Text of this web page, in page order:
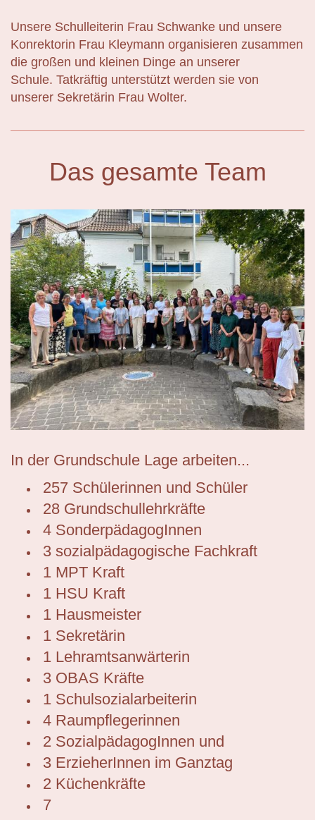
Unsere Schulleiterin Frau Schwanke und unsere
Konrektorin Frau Kleymann organisieren zusammen
die großen und kleinen Dinge an unserer
Schule. Tatkräftig unterstützt werden sie von
unserer Sekretärin Frau Wolter.
Das gesamte Team
In der Grundschule Lage arbeiten...
257 Schülerinnen und Schüler
28 Grundschullehrkräfte
4 SonderpädagogInnen
3 sozialpädagogische Fachkraft
1 MPT Kraft
1 HSU Kraft
1 Hausmeister
1 Sekretärin
1 Lehramtsanwärterin
3 OBAS Kräfte
1 Schulsozialarbeiterin
4 Raumpflegerinnen
2 SozialpädagogInnen und
3 ErzieherInnen im Ganztag
2 Küchenkräfte
7